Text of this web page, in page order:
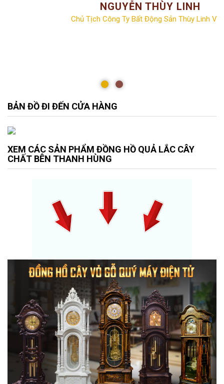
NGUYỄN THÙY LINH
Chủ Tịch Công Ty Bất Động Sản Thùy Linh
BẢN ĐỒ ĐI ĐẾN CỬA HÀNG
XEM CÁC SẢN PHẨM ĐỒNG HỒ QUẢ LẮC CÂY
CHẤT BÊN THANH HÙNG